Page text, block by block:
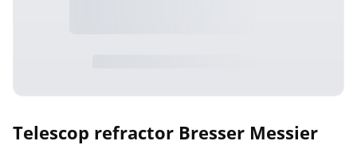
Telescop refractor Bresser Messier